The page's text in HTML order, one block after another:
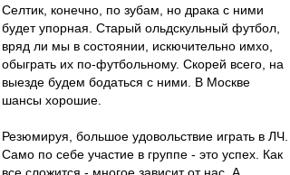
Селтик, конечно, по зубам, но драка с ними
будет упорная. Старый ольдскульный футбол,
вряд ли мы в состоянии, искючительно имхо,
обыграть их по-футбольному. Скорей всего, на
выезде будем бодаться с ними. В Москве
шансы хорошие.
Резюмируя, большое удовольствие играть в ЛЧ.
Само по себе участие в группе - это успех. Как